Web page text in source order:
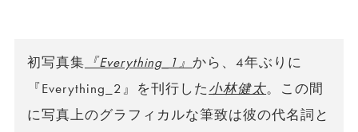
初写真集 『Everything_1』 から、4年ぶりに
『Everything_2』を刊行した小林健太。この間
に写真上のグラフィカルな筆致は彼の代名詞と